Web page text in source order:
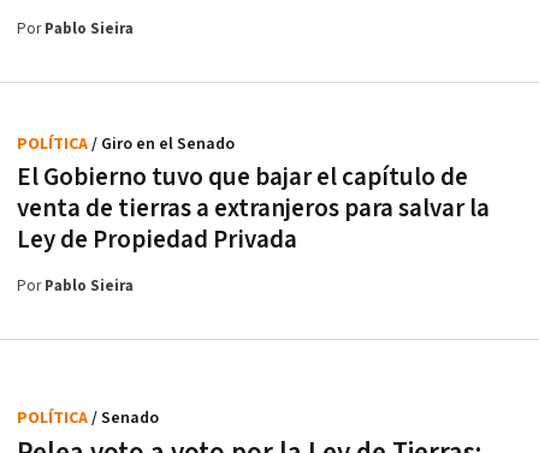
PorPablo Sieira
El Gobierno tuvo que bajar el capítulo de
venta de tierras a extranjeros para salvar la
Ley de Propiedad Privada
POLÍTICA/ Giro en el Senado
PorPablo Sieira
POLÍTICA/ Senado